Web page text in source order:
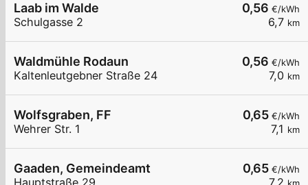
0,56 €/kWh
6,7 km
Laab im Walde
Schulgasse 2
0,56 €/kWh
7,0 km
Waldmühle Rodaun
Kaltenleutgebner Straße 24
0,65 €/kWh
7,1 km
Wolfsgraben, FF
Wehrer Str. 1
0,65 €/kWh
Gaaden, Gemeindeamt